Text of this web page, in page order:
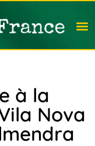
à la
Nova